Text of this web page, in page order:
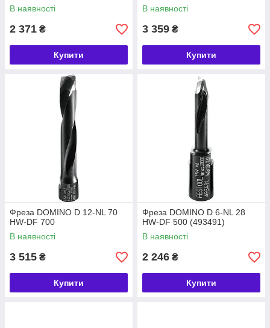
В наявності
2 371 ₴
Купити
В наявності
3 359 ₴
Купити
Фреза DOMINO D 12-NL 70
HW-DF 700
В наявності
3 515 ₴
Купити
Фреза DOMINO D 6-NL 28
HW-DF 500 (493491)
В наявності
2 246 ₴
Купити